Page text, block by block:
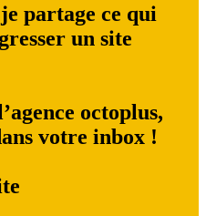
partage ce qui
un site
octoplus,
votre inbox !